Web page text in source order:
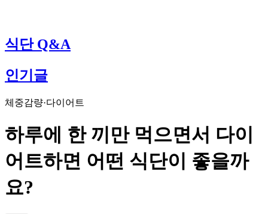
식단 Q&A
인기글
체중감량·다이어트
하루에 한 끼만 먹으면서 다이
어트하면 어떤 식단이 좋을까
요?